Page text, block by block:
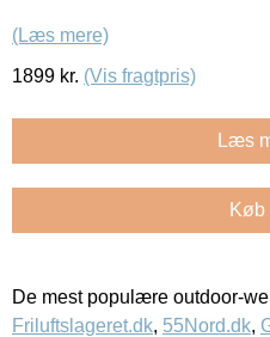
(Læs mere)
1899 kr. (Vis fragtpris)
Læs
Køb
De mest populære outdoor-
Friluftslageret.dk, 55Nord.dk,